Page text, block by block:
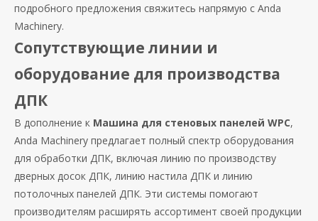
подробного предложения свяжитесь напрямую с Anda
Machinery.
Сопутствующие линии и
оборудование для производства
ДПК
В дополнение к Машина для стеновых панелей WPC,
Anda Machinery предлагает полный спектр оборудования
для обработки ДПК, включая линию по производству
дверных досок ДПК, линию настила ДПК и линию
потолочных панелей ДПК. Эти системы помогают
производителям расширять ассортимент своей продукции